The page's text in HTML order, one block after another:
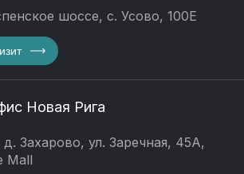
шоссе, с. Усово, 100Е
Новая Рига
Захарово, ул. Заречная, 45А,
Mall